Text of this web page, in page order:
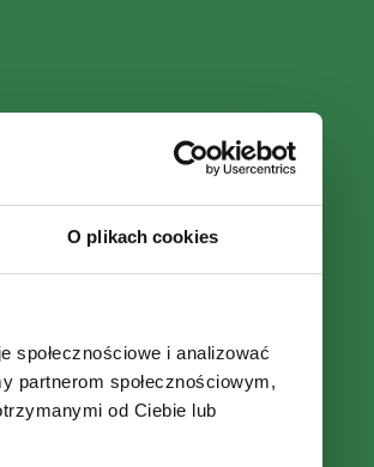
O plikach cookies
społecznościowe i analizować
partnerom społecznościowym,
od Ciebie lub